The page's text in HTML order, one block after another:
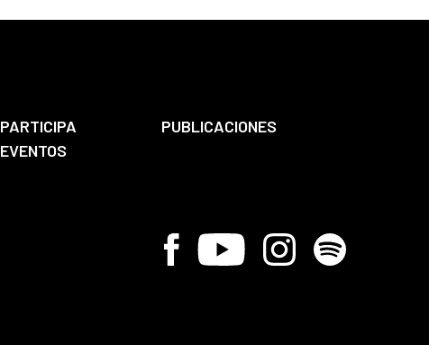
PARTICIPA
PUBLICACIONES
EVENTOS
Facebook
Youtube InstagramSpotify